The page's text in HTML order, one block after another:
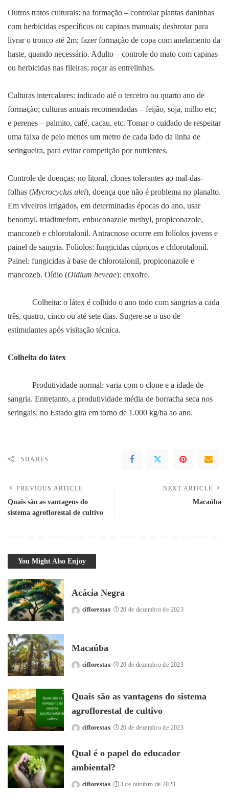
Outros tratos culturais: na formação – controlar plantas daninhas
com herbicidas específicos ou capinas manuais; desbrotar para
livrar o tronco até 2m; fazer formação de copa com anelamento da
haste, quando necessário. Adulto – controle do mato com capinas
ou herbicidas nas fileiras; roçar as entrelinhas.
Culturas intercalares: indicado até o terceiro ou quarto ano de
formação; culturas anuais recomendadas – feijão, soja, milho etc;
e perenes – palmito, café, cacau, etc. Tomar o cuidado de respeitar
uma faixa de pelo menos um metro de cada lado da linha de
seringueira, para evitar competição por nutrientes.
Controle de doenças: no litoral, clones tolerantes ao mal-das-
folhas (Mycrocyclus ulei), doença que não é problema no planalto.
Em viveiros irrigados, em determinadas épocas do ano, usar
benomyl, triadimefom, enbuconazole methyl, propiconazole,
mancozeb e chlorotalonil. Antracnose ocorre em folíolos jovens e
painel de sangria. Folíolos: fungicidas cúpricos e chlorotalonil.
Painel: fungicidas à base de chlorotalonil, propiconazole e
mancozeb. Oídio (Oidium heveae): enxofre.
Colheita: o látex é colhido o ano todo com sangrias a cada
três, quatro, cinco ou até sete dias. Sugere-se o uso de
estimulantes após visitação técnica.
Colheita do látex
Produtividade normal: varia com o clone e a idade de
sangria. Entretanto, a produtividade média de borracha seca nos
seringais; no Estado gira em torno de 1.000 kg/ha ao ano.
SHARES
PREVIOUS ARTICLE
Quais são as vantagens do
sistema agroflorestal de cultivo
NEXT ARTICLE
Macaúba
You Might Also Enjoy
Acácia Negra
Posted
ciflorestas 20 de dezembro de 2023
Macaúba
Posted
ciflorestas 20 de dezembro de 2023
Quais são as vantagens do sistema
agroflorestal de cultivo
Posted
ciflorestas 20 de dezembro de 2023
Qual é o papel do educador
ambiental?
Posted
ciflorestas 3 de outubro de 2023